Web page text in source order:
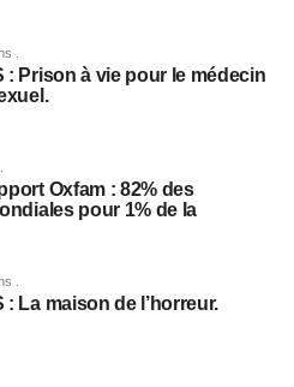
.
: Prison à vie pour le médecin
Oxfam : 82% des
pour 1% de la
.
: La maison de l’horreur.